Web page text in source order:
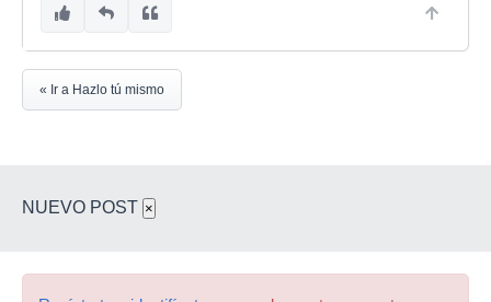
« Ir a Hazlo tú mismo
NUEVO POST ×